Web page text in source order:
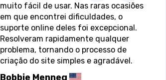
muito fácil de usar. Nas raras ocasiões
em que encontrei dificuldades, o
suporte online deles foi excepcional.
Resolveram rapidamente qualquer
problema, tornando o processo de
criação do site simples e agradável.
Bobbie Menneg